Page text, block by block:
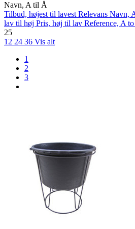
Navn, A til Å
Tilbud, højest til lavestRelevans Navn,
lav til høj Pris, høj til lav Reference, A
25
12 24 36 Vis alt
1
2
3